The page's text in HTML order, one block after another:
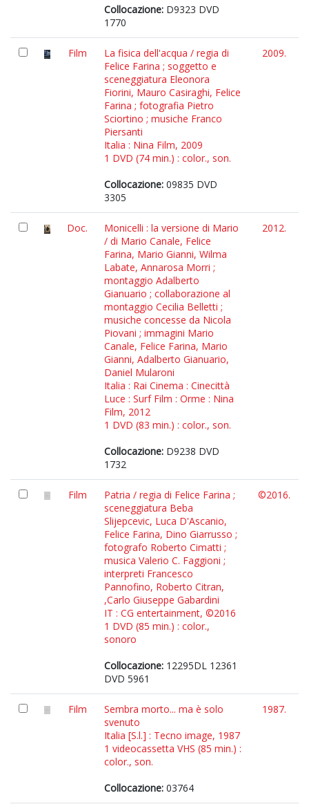
Collocazione: D9323 DVD
1770
Film
La fisica dell'acqua / regia di
Felice Farina ; soggetto e
sceneggiatura Eleonora
Fiorini, Mauro Casiraghi, Felice
Farina ; fotografia Pietro
Sciortino ; musiche Franco
Piersanti
Italia : Nina Film, 2009
1 DVD (74 min.) : color., son.
Collocazione: 09835 DVD
3305
2009.
Doc.
Monicelli : la versione di Mario
/ di Mario Canale, Felice
Farina, Mario Gianni, Wilma
Labate, Annarosa Morri ;
montaggio Adalberto
Gianuario ; collaborazione al
montaggio Cecilia Belletti ;
musiche concesse da Nicola
Piovani ; immagini Mario
Canale, Felice Farina, Mario
Gianni, Adalberto Gianuario,
Daniel Mularoni
Italia : Rai Cinema : Cinecittà
Luce : Surf Film : Orme : Nina
Film, 2012
1 DVD (83 min.) : color., son.
Collocazione: D9238 DVD
1732
2012.
Film
Patria / regia di Felice Farina ;
sceneggiatura Beba
Slijepcevic, Luca D'Ascanio,
Felice Farina, Dino Giarrusso ;
fotografo Roberto Cimatti ;
musica Valerio C. Faggioni ;
interpreti Francesco
Pannofino, Roberto Citran,
,Carlo Giuseppe Gabardini
IT : CG entertainment, ©2016
1 DVD (85 min.) : color.,
sonoro
Collocazione: 12295DL 12361
DVD 5961
©2016.
Film
Sembra morto... ma è solo
svenuto
Italia [S.l.] : Tecno image, 1987
1 videocassetta VHS (85 min.) :
color., son.
Collocazione: 03764
1987.